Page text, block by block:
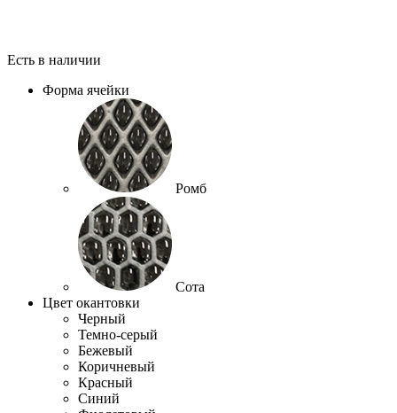
Есть в наличии
Форма ячейки
Ромб
Сота
Цвет окантовки
Черный
Темно-серый
Бежевый
Коричневый
Красный
Синий